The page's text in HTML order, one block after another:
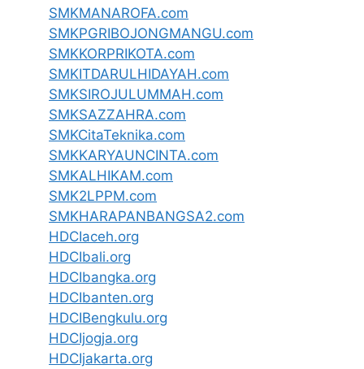
SMKMANAROFA.com
SMKPGRIBOJONGMANGU.com
SMKKORPRIKOTA.com
SMKITDARULHIDAYAH.com
SMKSIROJULUMMAH.com
SMKSAZZAHRA.com
SMKCitaTeknika.com
SMKKARYAUNCINTA.com
SMKALHIKAM.com
SMK2LPPM.com
SMKHARAPANBANGSA2.com
HDCIaceh.org
HDCIbali.org
HDCIbangka.org
HDCIbanten.org
HDCIBengkulu.org
HDCIjogja.org
HDCIjakarta.org